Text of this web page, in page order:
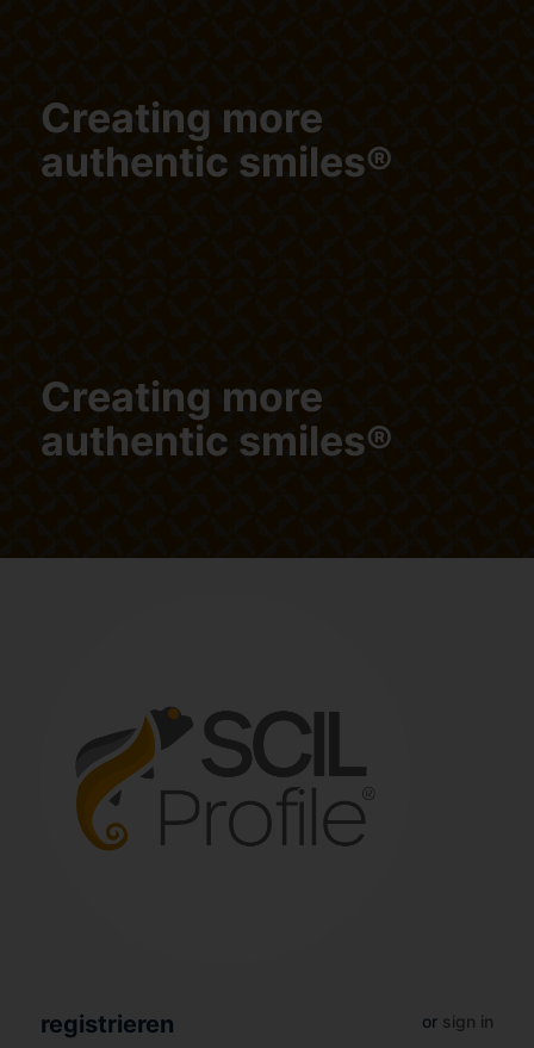
Creating more
authentic smiles®
Creating more
authentic smiles®
registrieren or sign in